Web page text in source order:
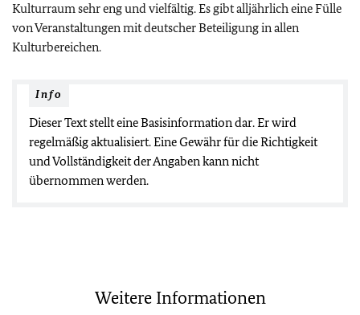
Kulturraum sehr eng und vielfältig. Es gibt alljährlich eine Fülle
von Veranstaltungen mit deutscher Beteiligung in allen
Kulturbereichen.
Info
Dieser Text stellt eine Basisinformation dar. Er wird
regelmäßig aktualisiert. Eine Gewähr für die Richtigkeit
und Vollständigkeit der Angaben kann nicht
übernommen werden.
Weitere Informationen